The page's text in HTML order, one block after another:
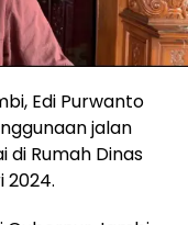
Edi Purwanto
jalan
Rumah Dinas
2024.